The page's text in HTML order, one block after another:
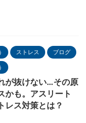
ストレス ブログ
が抜けない…その原
かも。アスリート
レス対策とは？